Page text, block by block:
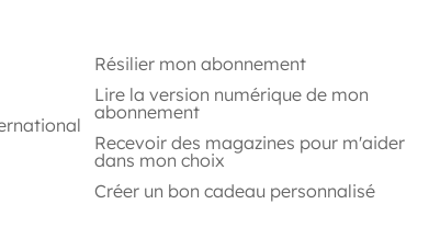
Résilier mon abonnement
Lire la version numérique de mon
abonnement
Recevoir des magazines pour m'aider
dans mon choix
Créer un bon cadeau personnalisé